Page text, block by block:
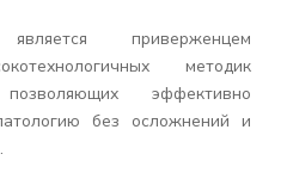
приверженцем
методик
эффективно
без осложнений и